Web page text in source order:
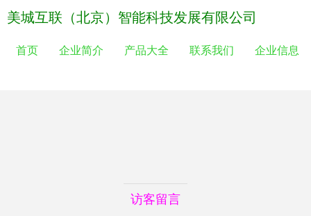
美城互联（北京）智能科技发展有限公司
首页 企业简介 产品大全 联系我们 企业信息
访客留言